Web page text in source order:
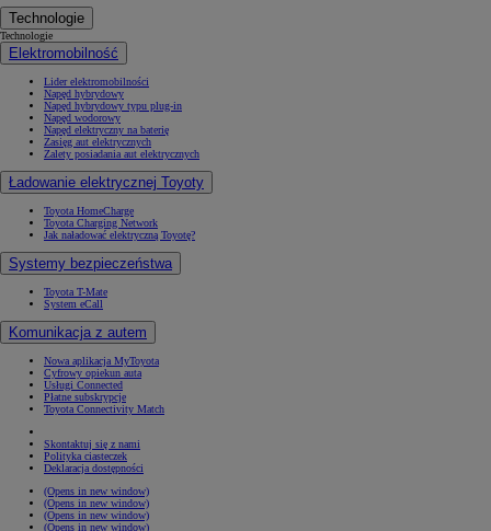
Technologie
Technologie
Elektromobilność
Lider elektromobilności
Napęd hybrydowy
Napęd hybrydowy typu plug-in
Napęd wodorowy
Napęd elektryczny na baterię
Zasięg aut elektrycznych
Zalety posiadania aut elektrycznych
Ładowanie elektrycznej Toyoty
Toyota HomeCharge
Toyota Charging Network
Jak naładować elektryczną Toyotę?
Systemy bezpieczeństwa
Toyota T-Mate
System eCall
Komunikacja z autem
Nowa aplikacja MyToyota
Cyfrowy opiekun auta
Usługi Connected
Płatne subskrypcje
Toyota Connectivity Match
Skontaktuj się z nami
Polityka ciasteczek
Deklaracja dostępności
(Opens in new window)
(Opens in new window)
(Opens in new window)
(Opens in new window)